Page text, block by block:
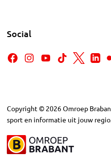
Social
Copyright © 2026Omroep
sport en informatie uit jouw